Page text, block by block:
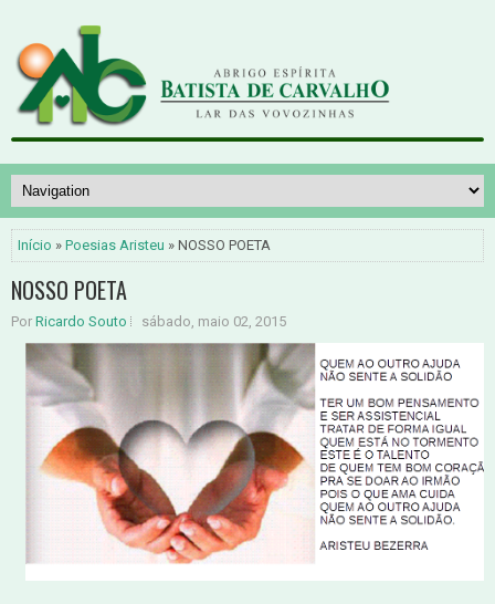
Início » Poesias Aristeu » NOSSO POETA
NOSSO POETA
Por Ricardo Souto sábado, maio 02, 2015